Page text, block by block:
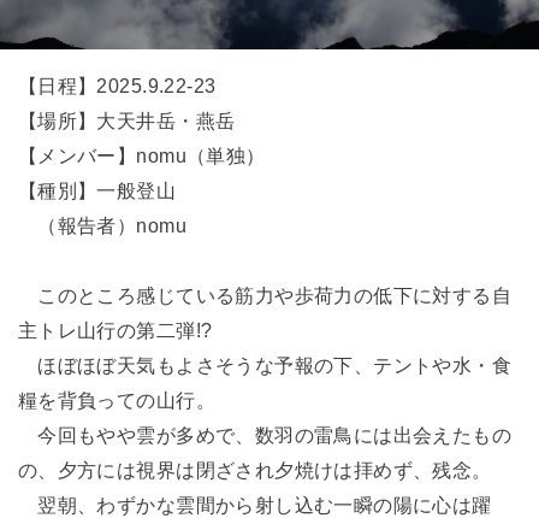
【日程】2025.9.22-23
【場所】大天井岳・燕岳
【メンバー】nomu（単独）
【種別】一般登山
（報告者）nomu
このところ感じている筋力や歩荷力の低下に対する自
主トレ山行の第二弾!?
ほぼほぼ天気もよさそうな予報の下、テントや水・食
糧を背負っての山行。
今回もやや雲が多めで、数羽の雷鳥には出会えたもの
の、夕方には視界は閉ざされ夕焼けは拝めず、残念。
翌朝、わずかな雲間から射し込む一瞬の陽に心は躍